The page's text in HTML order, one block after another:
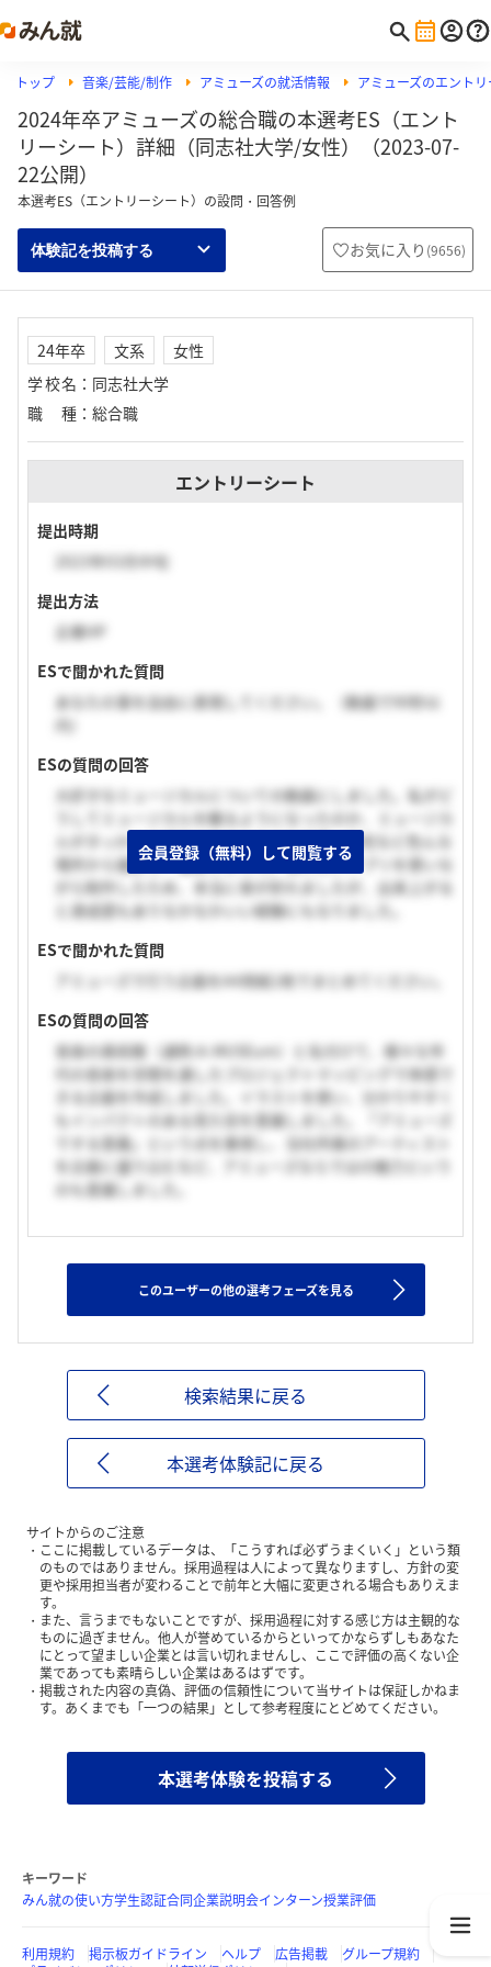
トップ 音楽/芸能/制作 アミューズの就活情報 アミューズのエント
2024年卒アミューズの総合職の本選考ES（エント
リーシート）詳細（同志社大学/女性）（2023-07-
22公開）
本選考ES（エントリーシート）の設問・回答例
体験記を投稿する お気に入り (9656)
24年卒 文系
女性
学校名 ： 同志社大学
職種 ： 総合職
エントリーシート
提出時期
2023年03月中旬
提出方法
企業HP
ESで聞かれた質問
あなたの事を自由に表現してください。（動画で90秒以
内）
ESの質問の回答
大好きなミュージカルについての動画にしました。私がど
うしてミュージカルを観るようになったのか、ミュージカ
ルがきっかけで頑張れたことなどを劇場、自宅など色んな
場所から撮影し、編集しました。慣れないアプリを使いな
がら制作したため、本当に骨が折れましたが、出来上がる
と達成感もありなかなかいい経験にもなりました。
ESで聞かれた質問
アミューズで行う企画をA4用紙1枚でまとめてください。
ESの質問の回答
音楽の美術館（通称:A-MUSEum）と名付けて、様々な年
代の音楽を空間を通したプロジェクトマッピングで体感で
きる企画を作成しました。イラストを使い、分かりやすく
もインパクトのある見た目を意識しました。「アミューズ
でする意義」という点を重視し、当社所属のアーティスト
を企画に盛り込むなど、アミューズならではの魅力という
のも意識しました。
会員登録（無料）して閲覧する
このユーザーの他の選考フェーズを見る
検索結果に戻る
本選考体験記に戻る
サイトからのご注意
ここに掲載しているデータは、「こうすれば必ずうまくいく」という類
のものではありません。採用過程は人によって異なりますし、方針の変
更や採用担当者が変わることで前年と大幅に変更される場合もありえま
す。
また、言うまでもないことですが、採用過程に対する感じ方は主観的な
ものに過ぎません。他人が誉めているからといってかならずしもあなた
にとって望ましい企業とは言い切れませんし、ここで評価の高くない企
業であっても素晴らしい企業はあるはずです。
掲載された内容の真偽、評価の信頼性について当サイトは保証しかねま
す。あくまでも「一つの結果」として参考程度にとどめてください。
本選考体験を投稿する
キーワード
みん就の使い方学生認証合同企業説明会インターン授業評価
利用規約 掲示板ガイドライン ヘルプ 広告掲載
グループ規約